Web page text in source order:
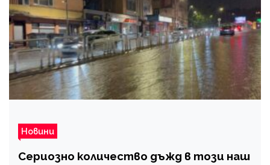
Новини
Сериозно количество дъжд в този наш